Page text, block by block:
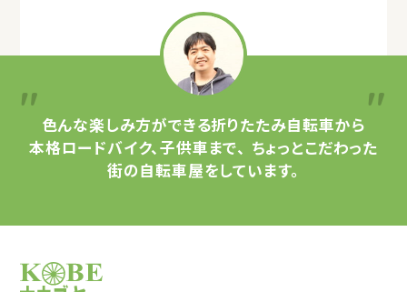
色んな楽しみ方ができる折りたたみ自転車から
本格ロードバイク、子供車まで、 ちょっとこだわった
街の自転車屋をしています。
サイクルショップナカゴヤ